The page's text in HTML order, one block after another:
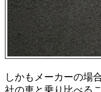
しかもメーカーの場